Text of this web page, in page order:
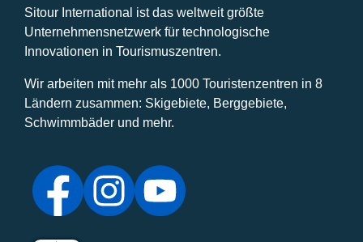
Sitour International ist das weltweit größte
Unternehmensnetzwerk für technologische
Innovationen in Tourismuszentren.
Wir arbeiten mit mehr als 1000 Touristenzentren in 8
Ländern zusammen: Skigebiete, Berggebiete,
Schwimmbäder und mehr.